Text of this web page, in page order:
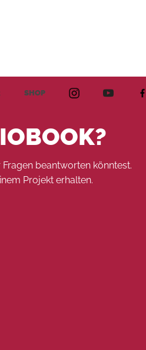
SHOP
beantworten könntest.
Projekt erhalten.